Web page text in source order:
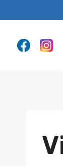
au
contenu